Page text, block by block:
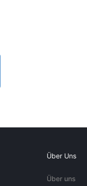
Über Uns
Über uns